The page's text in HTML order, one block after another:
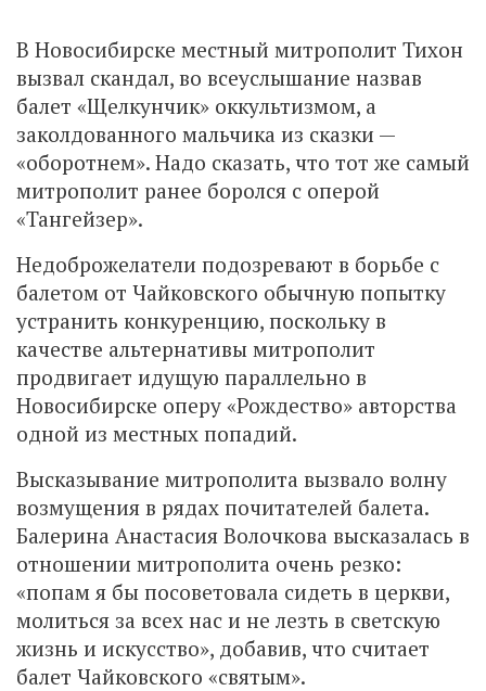
В Новосибирске местный митрополит Тихон
вызвал скандал, во всеуслышание назвав
балет «Щелкунчик» оккультизмом, а
заколдованного мальчика из сказки —
«оборотнем». Надо сказать, что тот же самый
митрополит ранее боролся с оперой
«Тангейзер».
Недоброжелатели подозревают в борьбе с
балетом от Чайковского обычную попытку
устранить конкуренцию, поскольку в
качестве альтернативы митрополит
продвигает идущую параллельно в
Новосибирске оперу «Рождество» авторства
одной из местных попадий.
Высказывание митрополита вызвало волну
возмущения в рядах почитателей балета.
Балерина Анастасия Волочкова высказалась в
отношении митрополита очень резко:
«попам я бы посоветовала сидеть в церкви,
молиться за всех нас и не лезть в светскую
жизнь и искусство», добавив, что считает
балет Чайковского «святым».